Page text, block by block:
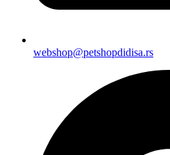
webshop@petshopdidisa.rs